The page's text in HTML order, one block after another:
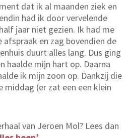
dat ik al maanden ziek en
had ik door vervelende
jaar niet gezien. Ik had me
afspraak en zag bovendien de
duurt alles lang. Dus ging
haalde mijn hart op. Daarna
ik mijn zoon op. Dankzij die
middag (er zat een een klein
van Jeroen Mol? Lees dan